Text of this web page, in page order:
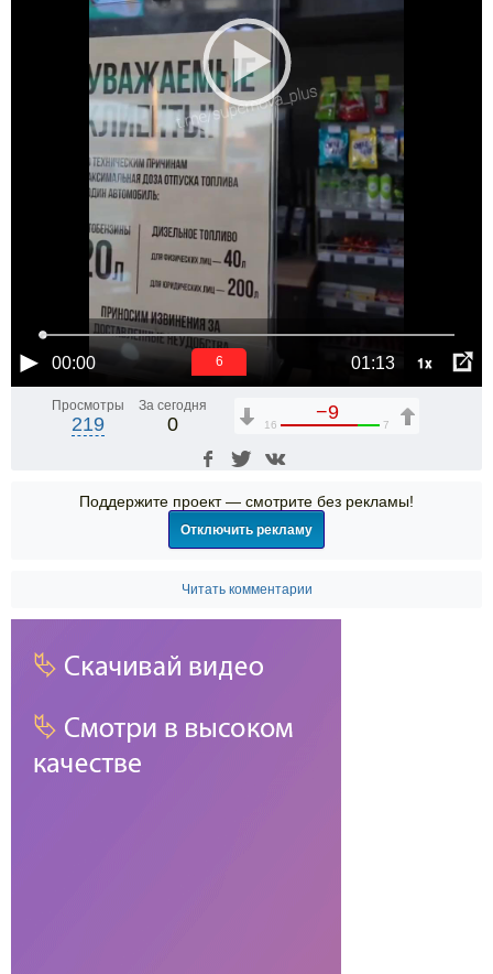
00:00 01:13 1x
6
Просмотры
219
За сегодня
0
−9
16 7
Поддержите проект — смотрите без рекламы!
Отключить рекламу
Читать комментарии